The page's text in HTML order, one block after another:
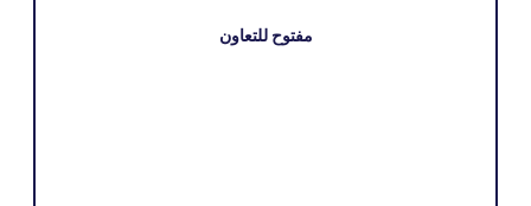
مفتوح للتعاون